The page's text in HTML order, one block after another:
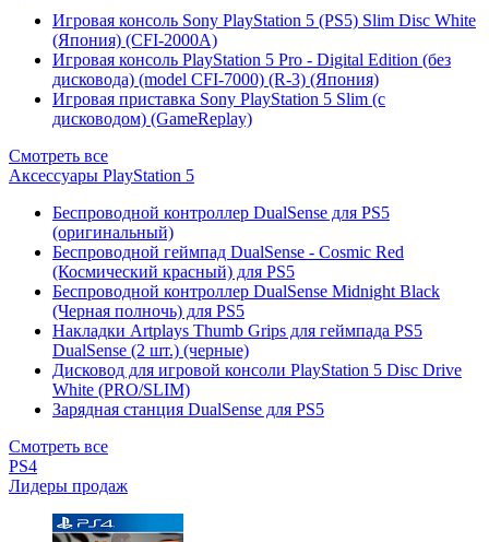
Игровая консоль Sony PlayStation 5 (PS5) Slim Disc White
(Япония) (CFI-2000A)
Игровая консоль PlayStation 5 Pro - Digital Edition (без
дисковода) (model CFI-7000) (R-3) (Япония)
Игровая приставка Sony PlayStation 5 Slim (с
дисководом) (GameReplay)
Смотреть все
Аксессуары PlayStation 5
Беспроводной контроллер DualSense для PS5
(оригинальный)
Беспроводной геймпад DualSense - Cosmic Red
(Космический красный) для PS5
Беспроводной контроллер DualSense Midnight Black
(Черная полночь) для PS5
Накладки Artplays Thumb Grips для геймпада PS5
DualSense (2 шт.) (черные)
Дисковод для игровой консоли PlayStation 5 Disc Drive
White (PRO/SLIM)
Зарядная станция DualSense для PS5
Смотреть все
PS4
Лидеры продаж